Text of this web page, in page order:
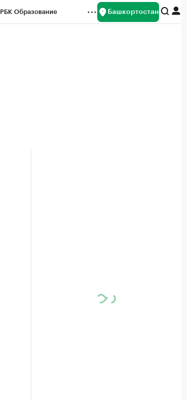
РБК Образование Башкортостан